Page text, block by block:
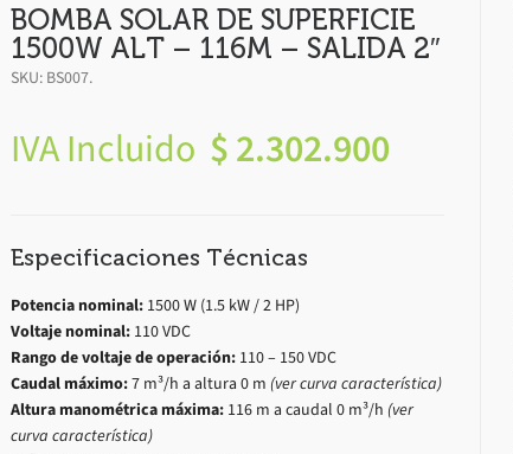
BOMBA SOLAR DE SUPERFICIE
1500W ALT – 116M – SALIDA 2″
SKU: BS007.
IVA Incluido $2.302.900
Especificaciones Técnicas
Potencia nominal:1500 W (1.5 kW / 2 HP)
Voltaje nominal:110 VDC
Rango de voltaje de operación:110 – 150 VDC
Caudal máximo:7 m³/h a altura 0 m (ver curva característica)
Altura manométrica máxima:116 m a caudal 0 m³/h (ver
curva característica)